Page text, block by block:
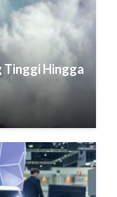
Tinggi Hingga